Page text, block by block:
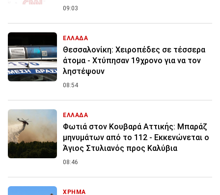
09:03
ΕΛΛΑΔΑ
Θεσσαλονίκη: Χειροπέδες σε τέσσερα
άτομα - Χτύπησαν 19χρονο για να τον
ληστέψουν
08:54
ΕΛΛΑΔΑ
Φωτιά στον Κουβαρά Αττικής: Μπαράζ
μηνυμάτων από το 112 - Εκκενώνεται ο
Άγιος Στυλιανός προς Καλύβια
08:46
ΧΡΗΜΑ